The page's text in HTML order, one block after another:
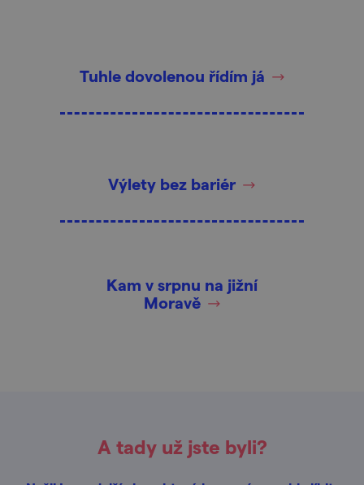
Tuhle dovolenou řídím já
Výlety bez bariér
Kam v srpnu na jižní
Moravě
A tady už jste byli?